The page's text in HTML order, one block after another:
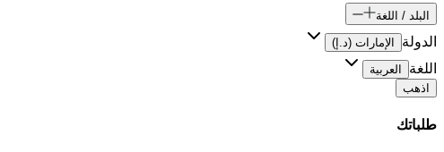
البلد / اللغة
الدولة الإمارات (د.إ)
اللغة
العربية
اذهب
طلباتك